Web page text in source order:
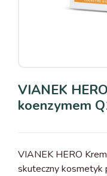
VIANEK
koenzymem
VIANEK HERO
skuteczny kosmetyk